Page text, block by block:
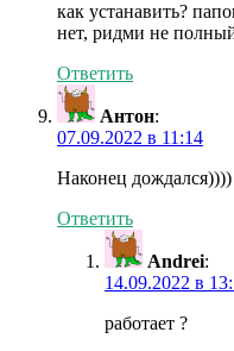
как устанавить?
нет, ридми не
Ответить
Антон:
07.09.2022 в 11:14
Наконец дождался))))
Ответить
Andrei:
14.09.2022 в
работает ?